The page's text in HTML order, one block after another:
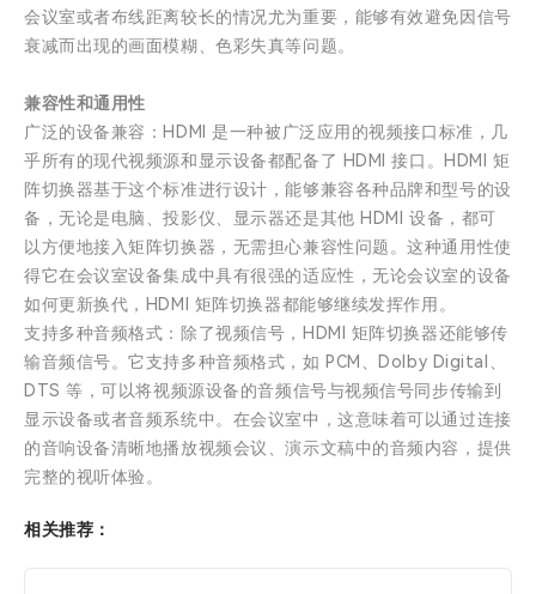
会议室或者布线距离较长的情况尤为重要，能够有效避免因信号
衰减而出现的画面模糊、色彩失真等问题。
兼容性和通用性
广泛的设备兼容：HDMI 是一种被广泛应用的视频接口标准，几
乎所有的现代视频源和显示设备都配备了 HDMI 接口。HDMI 矩
阵切换器基于这个标准进行设计，能够兼容各种品牌和型号的设
备，无论是电脑、投影仪、显示器还是其他 HDMI 设备，都可
以方便地接入矩阵切换器，无需担心兼容性问题。这种通用性使
得它在会议室设备集成中具有很强的适应性，无论会议室的设备
如何更新换代，HDMI 矩阵切换器都能够继续发挥作用。
支持多种音频格式：除了视频信号，HDMI 矩阵切换器还能够传
输音频信号。它支持多种音频格式，如 PCM、Dolby Digital、
DTS 等，可以将视频源设备的音频信号与视频信号同步传输到
显示设备或者音频系统中。在会议室中，这意味着可以通过连接
的音响设备清晰地播放视频会议、演示文稿中的音频内容，提供
完整的视听体验。
相关推荐：